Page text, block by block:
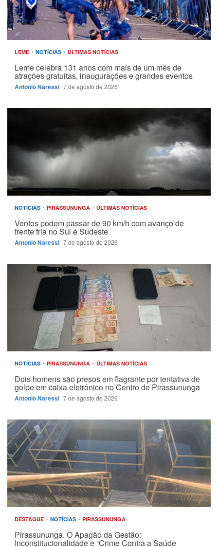
LEME NOTÍCIAS ÚLTIMAS NOTÍCIAS
Leme celebra 131 anos com mais de um mês de
atrações gratuitas, inaugurações e grandes eventos
Antonio Naressi 7 de agosto de 2026
NOTÍCIAS PIRASSUNUNGA ÚLTIMAS NOTÍCIAS
Ventos podem passar de 90 km/h com avanço de
frente fria no Sul e Sudeste
Antonio Naressi 7 de agosto de 2026
NOTÍCIAS PIRASSUNUNGA ÚLTIMAS NOTÍCIAS
Dois homens são presos em flagrante por tentativa de
golpe em caixa eletrônico no Centro de Pirassununga
Antonio Naressi 7 de agosto de 2026
DESTAQUE NOTÍCIAS PIRASSUNUNGA
Pirassununga. O Apagão da Gestão:
Inconstitucionalidade e “Crime Contra a Saúde